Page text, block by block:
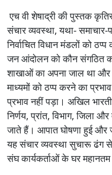
एच वी शेषाद्री की पुस्तक
संचार व्यवस्था, यथा-
निर्वाचित विधान मंडलों को
जन आंदोलन को कौन संगठित
शाखाओं का अपना जाल था और
माध्यमों को ठप्प करने का
प्रभाव नहीं पड़ा। अखिल
निर्णय, प्रांत, विभाग, जिला
जाते हैं। आपात घोषणा हुई
यह संचार व्यवस्था सुचारू ढंग
संघ कार्यकर्ताओं के घर महानतम